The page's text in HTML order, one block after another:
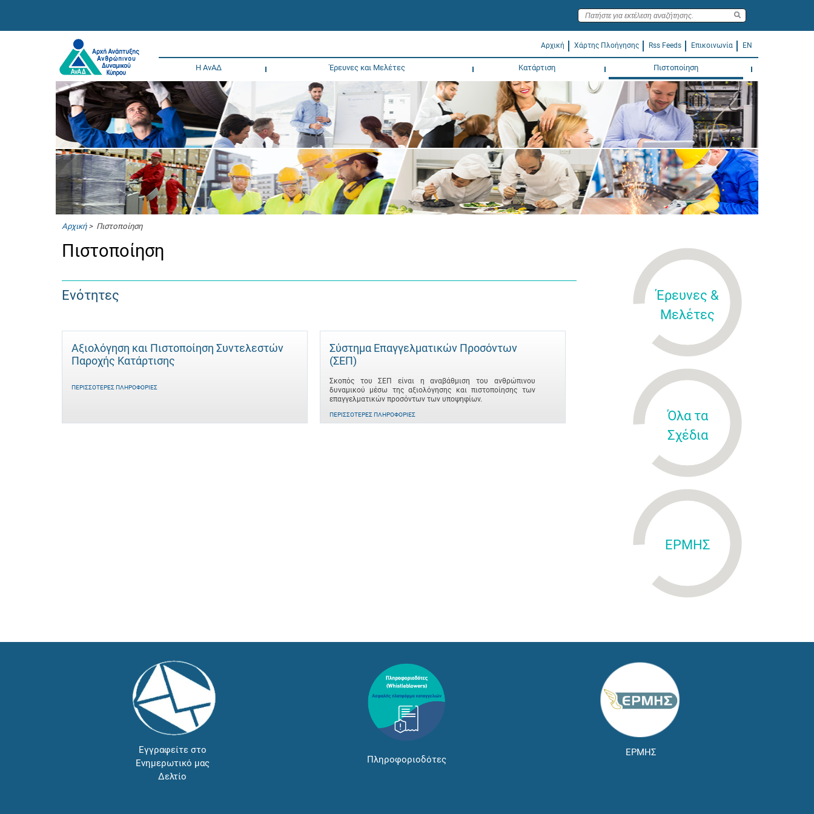
Αρχική Χάρτης Πλοήγησης Rss Feeds Επικοινωνία EN
Η ΑνΑΔ Έρευνες και Μελέτες Κατάρτιση Πιστοποίηση
Αρχική> Πιστοποίηση
Πιστοποίηση
Ενότητες
Αξιολόγηση και Πιστοποίηση Συντελεστών
Παροχής Κατάρτισης
ΠΕΡΙΣΣΌΤΕΡΕΣ ΠΛΗΡΟΦΟΡΊΕΣ
Σύστημα Επαγγελματικών Προσόντων
(ΣΕΠ)
Σκοπός του ΣΕΠ είναι η αναβάθμιση του ανθρώπινου
δυναμικού μέσω της αξιολόγησης και πιστοποίησης των
επαγγελματικών προσόντων των υποψηφίων.
ΠΕΡΙΣΣΌΤΕΡΕΣ ΠΛΗΡΟΦΟΡΊΕΣ
Έρευνες &
Μελέτες
Όλα τα
Σχέδια
ΕΡΜΗΣ
Εγγραφείτε στο
Ενημερωτικό μας
Δελτίο
Πληροφοριοδότες
ΕΡΜΗΣ